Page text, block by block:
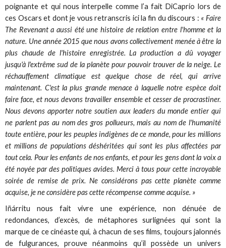
poignante et qui nous interpelle comme l’a fait DiCaprio lors de
ces Oscars et dont je vous retranscris ici la fin du discours : « Faire
The Revenant a aussi été une histoire de relation entre l'homme et la
nature. Une année 2015 que nous avons collectivement menée à être la
plus chaude de l'histoire enregistrée. La production a dû voyager
jusqu'à l'extrême sud de la planète pour pouvoir trouver de la neige. Le
réchauffement climatique est quelque chose de réel, qui arrive
maintenant. C'est la plus grande menace à laquelle notre espèce doit
faire face, et nous devons travailler ensemble et cesser de procrastiner.
Nous devons apporter notre soutien aux leaders du monde entier qui
ne parlent pas au nom des gros pollueurs, mais au nom de l'humanité
toute entière, pour les peuples indigènes de ce monde, pour les millions
et millions de populations déshéritées qui sont les plus affectées par
tout cela. Pour les enfants de nos enfants, et pour les gens dont la voix a
été noyée par des politiques avides. Merci à tous pour cette incroyable
soirée de remise de prix. Ne considérons pas cette planète comme
acquise, je ne considère pas cette récompense comme acquise. »
Iñárritu nous fait vivre une expérience, non dénuée de
redondances, d’excès, de métaphores surlignées qui sont la
marque de ce cinéaste qui, à chacun de ses films, toujours jalonnés
de fulgurances, prouve néanmoins qu’il possède un univers